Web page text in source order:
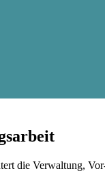
die Verwaltung,